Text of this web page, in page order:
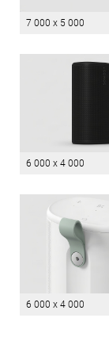
7 000 x 5 000
6 000 x 4 000
6 000 x 4 000